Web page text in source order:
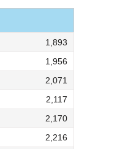
1,893
1,956
2,071
2,117
2,170
2,216